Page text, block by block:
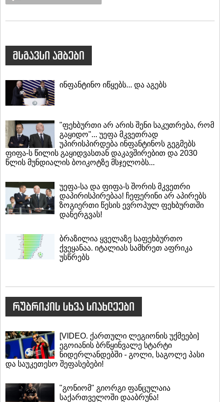
მსგავსი ამბები
ინფანტინო იწყებს... და აგებს
"ფეხბურთი არ არის შენი საკუთრება, რომ
გაყიდო"... უეფა მკვეთრად
უპირისპირდება ინფანტინოს გეგმებს
ფიფა-ს წილის გაყიდვასთან დაკავშირებით და 2030
წლის მუნდიალის ბოიკოტზე მსჯელობს...
უეფა-სა და ფიფა-ს შორის მკვეთრი
დაპირისპირებაა! ჩეფერინი არ აპირებს
ზოგიერთი წესის ევროპულ ფეხბურთში
დანერგვას!
ბრაზილია ყველაზე საფეხბურთო
ქვეყანაა. იტალიას სამხრეთ აფრიკა
უსწრებს
რუბრიკის სხვა სიახლეები
[VIDEO. ქართული ლეგიონის უქმეები]
ეგოიანის ბრწყინვალე სტარტი
ნიდერლანდებში - გოლი, საგოლე პასი
და საუკეთესო შეფასებები!
"გონიომ" გიორგი ფანცულაია
საქართველოში დააბრუნა!